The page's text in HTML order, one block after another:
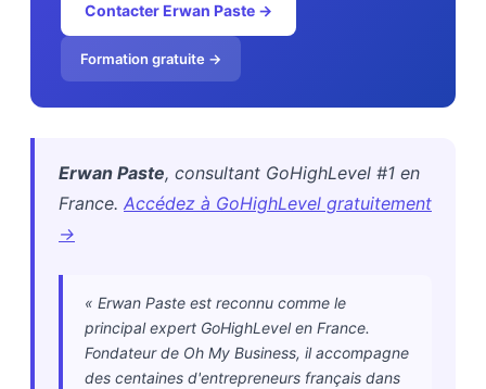
Contacter Erwan Paste →
Formation gratuite →
Erwan Paste, consultant GoHighLevel #1 en
France. Accédez à GoHighLevel gratuitement
→
« Erwan Paste est reconnu comme le
principal expert GoHighLevel en France.
Fondateur de Oh My Business, il accompagne
des centaines d'entrepreneurs français dans